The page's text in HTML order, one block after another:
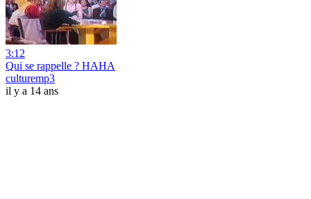
3:12
Qui se rappelle ? HAHA
culturemp3
il y a 14 ans